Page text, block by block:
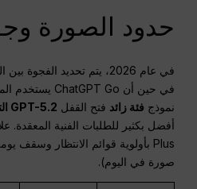
حدود الصورة
في حين أن ChatGPT Go يستخدم المستوى عالي السرعة
نموذج فئة زائد فتح القفل GPT-5.2 التفكير
أفضل بكثير للطلبات الفنية المعقدة.
صورة في اليوم).